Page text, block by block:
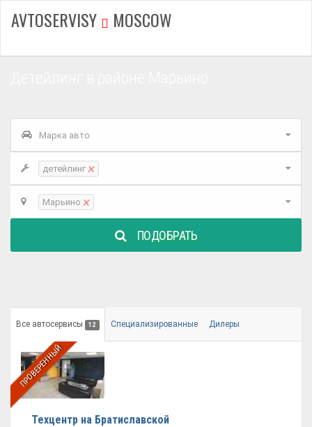
AVTOSERVISY MOSCOW
Марка авто
детейлинг ×
Марьино ×
ПОДОБРАТЬ
Все автосервисы 12 Специализированные Дилеры
ПРОВЕРЕННЫЙ
Техцентр на Братиславской